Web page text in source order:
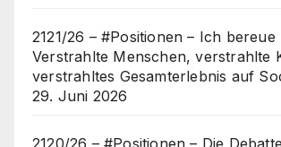
2121/26 – #Positionen – Ich bereue
Verstrahlte Menschen, verstrahlte
verstrahltes Gesamterlebnis auf
29. Juni 2026